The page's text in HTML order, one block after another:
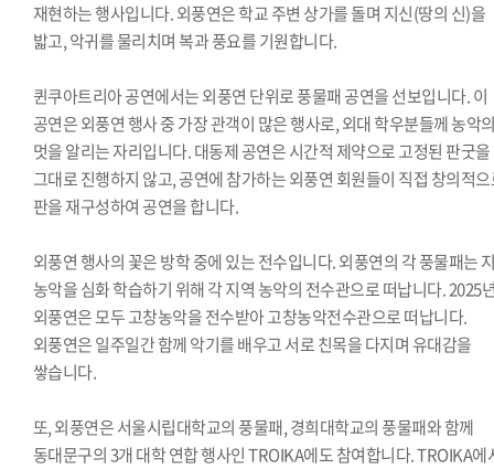
재현하는 행사입니다. 외풍연은 학교 주변 상가를 돌며 지신(땅의 신)을
밟고, 악귀를 물리치며 복과 풍요를 기원합니다.
퀸쿠아트리아 공연에서는 외풍연 단위로 풍물패 공연을 선보입니다. 이
공연은 외풍연 행사 중 가장 관객이 많은 행사로, 외대 학우분들께 농악
멋을 알리는 자리입니다. 대동제 공연은 시간적 제약으로 고정된 판굿을
그대로 진행하지 않고, 공연에 참가하는 외풍연 회원들이 직접 창의적
판을 재구성하여 공연을 합니다.
외풍연 행사의 꽃은 방학 중에 있는 전수입니다. 외풍연의 각 풍물패는
농악을 심화 학습하기 위해 각 지역 농악의 전수관으로 떠납니다. 2025
외풍연은 모두 고창농악을 전수받아 고창농악전수관으로 떠납니다.
외풍연은 일주일간 함께 악기를 배우고 서로 친목을 다지며 유대감을
쌓습니다.
또, 외풍연은 서울시립대학교의 풍물패, 경희대학교의 풍물패와 함께
동대문구의 3개 대학 연합 행사인 TROIKA에도 참여합니다. TROIKA에